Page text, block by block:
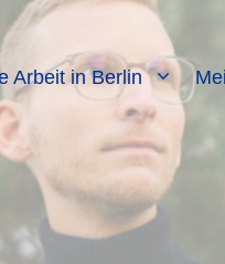
Arbeit in Berlin